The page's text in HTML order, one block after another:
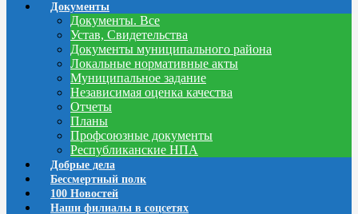
Документы
Документы. Все
Устав, Свидетельства
Документы муниципального района
Локальные нормативные акты
Муниципальное задание
Независимая оценка качества
Отчеты
Планы
Профсоюзные документы
Республиканские НПА
Добрые дела
Бессмертный полк
100 Новостей
Наши филиалы в соцсетях